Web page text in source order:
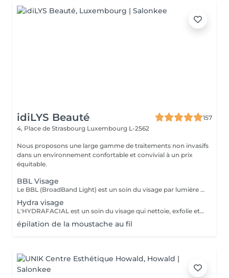
idiLYS Beauté
157
4, Place de Strasbourg Luxembourg L-2562
Nous proposons une large gamme de traitements non invasifs
dans un environnement confortable et convivial à un prix
équitable.
BBL Visage
Le BBL (BroadBand Light) est un soin du visage par lumière pulsée avancée qui améliore visiblement la qualité de la peau. Il permet de corriger les taches pigmentaires, réduire les rougeurs, stimuler le collagène et raffermir la peau. Il aide également à resserrer les pores, affiner le grain de peau et raviver l'éclat du teint. Résultat : une peau plus uniforme, lumineuse et rajeunie, souvent dès les premières séances. En général, le BBL se réalise en 3 à 5 séances, espacées de 3 à 4 semaines. Ensuite, 1 à 2 séances d'entretien par an permettent de maintenir les résultats et la qualité de peau.
Hydra visage
L'HYDRAFACIAL est un soin du visage qui nettoie, exfolie et hydrate en profondeur pour une peau nette, lumineuse et instantanément revitalisée. La LUMINOTHÉRAPIE du visage consiste à exposer la peau à des lumières LED afin de stimuler le renouvellement cellulaire et améliorer l'éclat du teint.
épilation de la moustache au fil